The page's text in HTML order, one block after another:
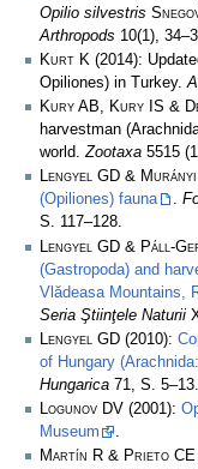
Opilio silvestris
Arthropods 10(1),
Kurt K (2014):
Opiliones) in Turkey.
Kury AB, Kury IS &
harvestman
world.Zootaxa 5515
Lengyel GD &
(Opiliones) fauna
.
S. 117–128.
Lengyel GD & Páll-
(Gastropoda) and
Vlădeasa Mountains,
Seria Ştiinţele Naturii
Lengyel GD (2010):
of Hungary
Hungarica 71, S. 5–13.
Logunov DV (2001):
Museum
.
Martín R & Prieto CE